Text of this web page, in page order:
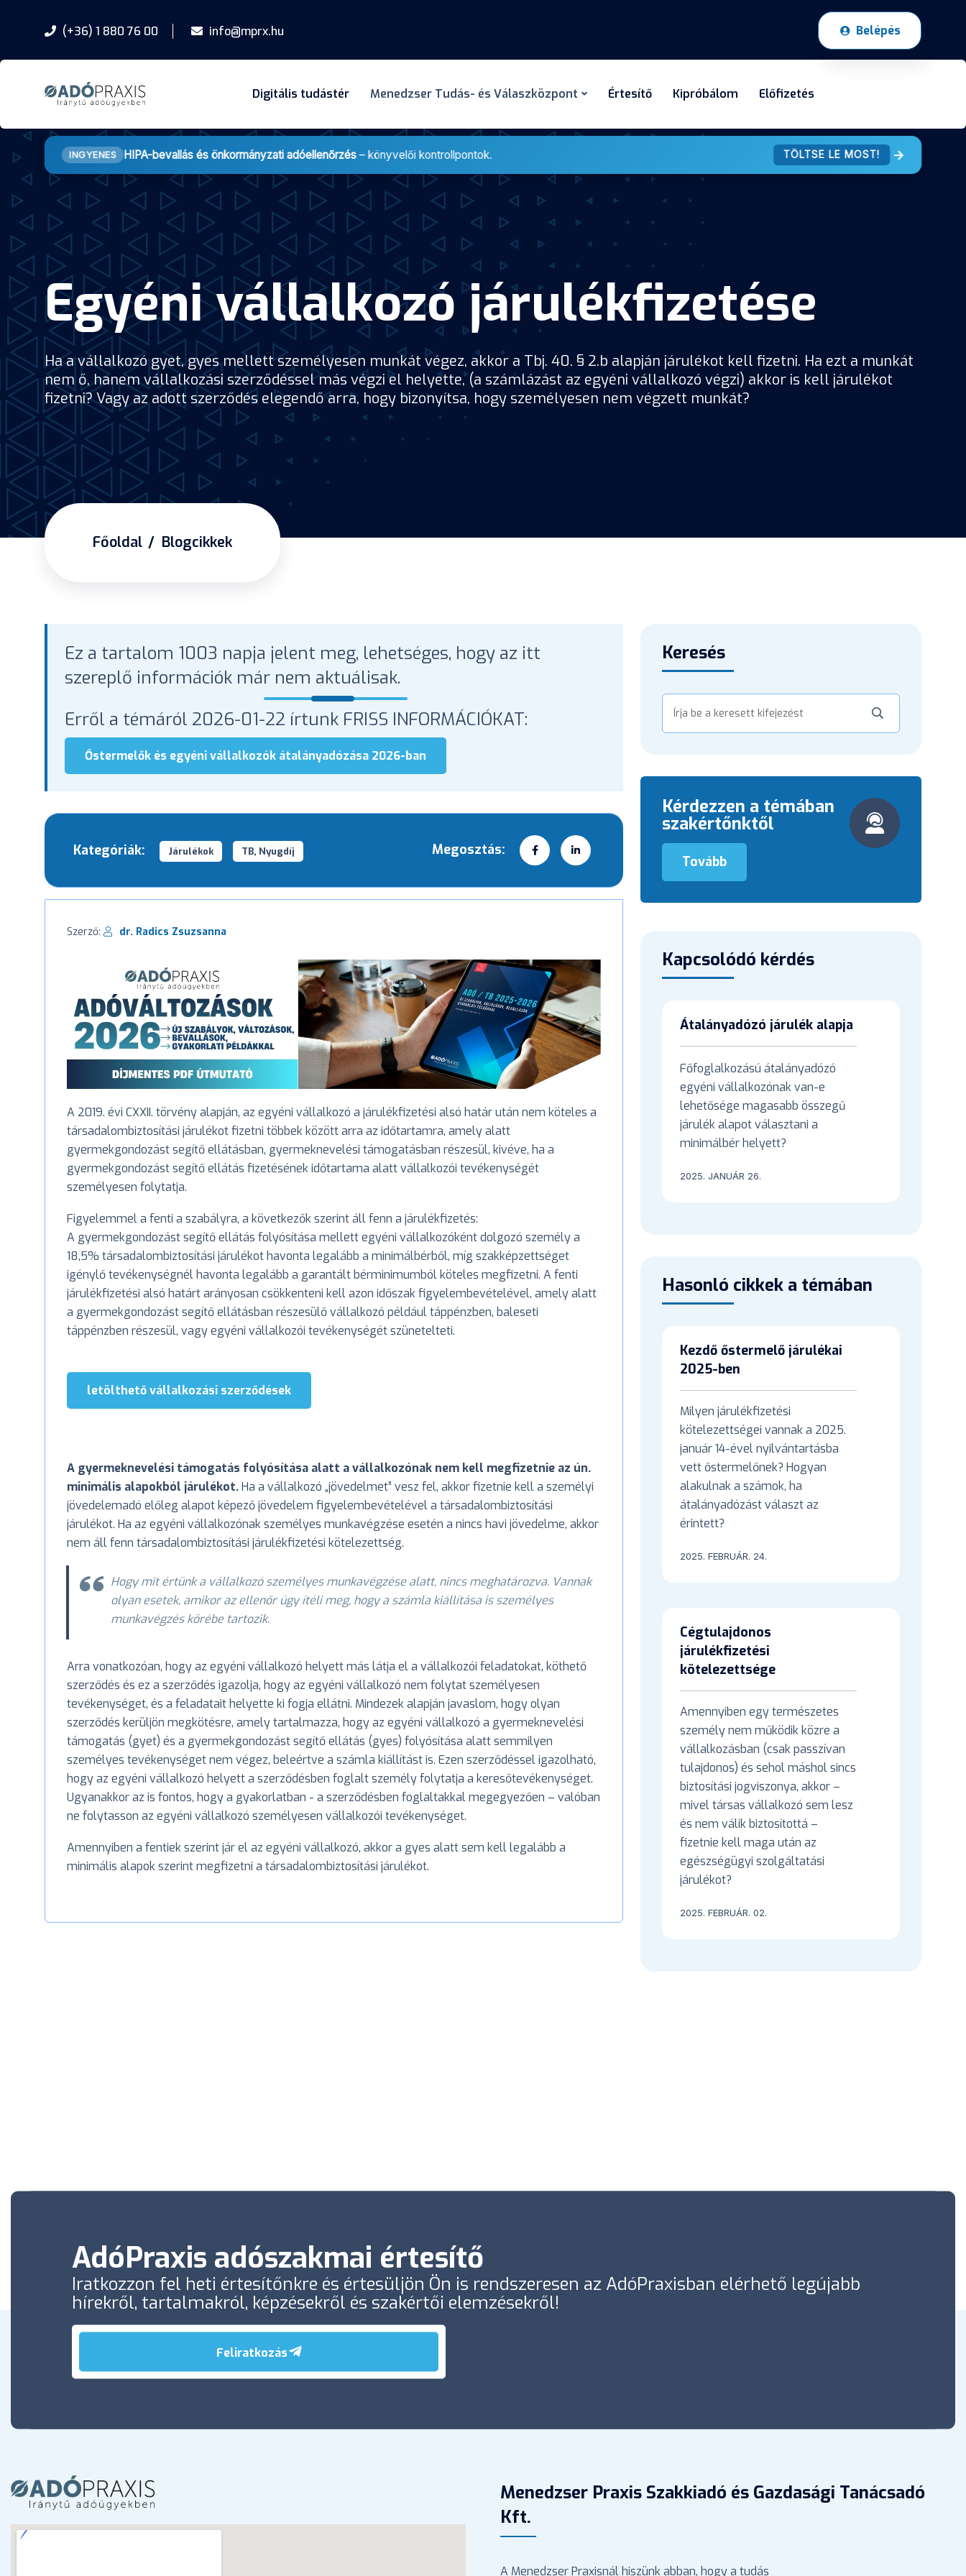
(+36) 1 880 76 00 info@mprx.hu Belépés
Digitális tudástér Menedzser Tudás- és Válaszközpont Értesítő Kipróbálom Előfizetés
INGYENES HIPA-bevallás és önkormányzati adóellenőrzés– könyvelői kontrollpontok. TÖLTSE LE MOST!
Egyéni vállalkozó járulékfizetése
Ha a vállalkozó gyet, gyes mellett személyesen munkát végez, akkor a Tbj. 40. § 2.b alapján járulékot kell fizetni. Ha ezt a munkát
nem ő, hanem vállalkozási szerződéssel más végzi el helyette, (a számlázást az egyéni vállalkozó végzi) akkor is kell járulékot
fizetni? Vagy az adott szerződés elegendő arra, hogy bizonyítsa, hogy személyesen nem végzett munkát?
Főoldal Blogcikkek
Ez a tartalom 1003 napja jelent meg, lehetséges, hogy az itt
szereplő információk már nem aktuálisak.
Erről a témáról 2026-01-22 írtunk FRISS INFORMÁCIÓKAT:
Őstermelők és egyéni vállalkozók átalányadózása 2026-ban
Kategóriák: Járulékok TB, Nyugdíj Megosztás:
Szerző: dr. Radics Zsuzsanna
A 2019. évi CXXII. törvény alapján, az egyéni vállalkozó a járulékfizetési alsó határ után nem köteles a
társadalombiztosítási járulékot fizetni többek között arra az időtartamra, amely alatt
gyermekgondozást segítő ellátásban, gyermeknevelési támogatásban részesül, kivéve, ha a
gyermekgondozást segítő ellátás fizetésének időtartama alatt vállalkozói tevékenységét
személyesen folytatja.
Figyelemmel a fenti a szabályra, a következők szerint áll fenn a járulékfizetés:
A gyermekgondozást segítő ellátás folyósítása mellett egyéni vállalkozóként dolgozó személy a
18,5% társadalombiztosítási járulékot havonta legalább a minimálbérből, míg szakképzettséget
igénylő tevékenységnél havonta legalább a garantált bérminimumból köteles megfizetni. A fenti
járulékfizetési alsó határt arányosan csökkenteni kell azon időszak figyelembevételével, amely alatt
a gyermekgondozást segítő ellátásban részesülő vállalkozó például táppénzben, baleseti
táppénzben részesül, vagy egyéni vállalkozói tevékenységét szünetelteti.
letölthető vállalkozási szerződések
A gyermeknevelési támogatás folyósítása alatt a vállalkozónak nem kell megfizetnie az ún.
minimális alapokból járulékot.Ha a vállalkozó „jövedelmet” vesz fel, akkor fizetnie kell a személyi
jövedelemadó előleg alapot képező jövedelem figyelembevételével a társadalombiztosítási
járulékot. Ha az egyéni vállalkozónak személyes munkavégzése esetén a nincs havi jövedelme, akkor
nem áll fenn társadalombiztosítási járulékfizetési kötelezettség.
Hogy mit értünk a vállalkozó személyes munkavégzése alatt, nincs meghatározva. Vannak
olyan esetek, amikor az ellenőr úgy ítéli meg, hogy a számla kiállítása is személyes
munkavégzés körébe tartozik.
Arra vonatkozóan, hogy az egyéni vállalkozó helyett más látja el a vállalkozói feladatokat, köthető
szerződés és ez a szerződés igazolja, hogy az egyéni vállalkozó nem folytat személyesen
tevékenységet, és a feladatait helyette ki fogja ellátni. Mindezek alapján javaslom, hogy olyan
szerződés kerüljön megkötésre, amely tartalmazza, hogy az egyéni vállalkozó a gyermeknevelési
támogatás (gyet) és a gyermekgondozást segítő ellátás (gyes) folyósítása alatt semmilyen
személyes tevékenységet nem végez, beleértve a számla kiállítást is. Ezen szerződéssel igazolható,
hogy az egyéni vállalkozó helyett a szerződésben foglalt személy folytatja a keresőtevékenységet.
Ugyanakkor az is fontos, hogy a gyakorlatban - a szerződésben foglaltakkal megegyezően – valóban
ne folytasson az egyéni vállalkozó személyesen vállalkozói tevékenységet.
Amennyiben a fentiek szerint jár el az egyéni vállalkozó, akkor a gyes alatt sem kell legalább a
minimális alapok szerint megfizetni a társadalombiztosítási járulékot.
Keresés
Kérdezzen a témában
szakértőnktől
Tovább
Kapcsolódó kérdés
Átalányadózó járulék alapja
Főfoglalkozású átalányadózó
egyéni vállalkozónak van-e
lehetősége magasabb összegű
járulék alapot választani a
minimálbér helyett?
2025. JANUÁR 26.
Hasonló cikkek a témában
Kezdő őstermelő járulékai
2025-ben
Milyen járulékfizetési
kötelezettségei vannak a 2025.
január 14-ével nyilvántartásba
vett őstermelőnek? Hogyan
alakulnak a számok, ha
átalányadózást választ az
érintett?
2025. FEBRUÁR. 24.
Cégtulajdonos
járulékfizetési
kötelezettsége
Amennyiben egy természetes
személy nem működik közre a
vállalkozásban (csak passzívan
tulajdonos) és sehol máshol sincs
biztosítási jogviszonya, akkor –
mivel társas vállalkozó sem lesz
és nem válik biztosítottá –
fizetnie kell maga után az
egészségügyi szolgáltatási
járulékot?
2025. FEBRUÁR. 02.
AdóPraxis adószakmai értesítő
Iratkozzon fel heti értesítőnkre és értesüljön Ön is rendszeresen az AdóPraxisban elérhető legújabb
hírekről, tartalmakról, képzésekről és szakértői elemzésekről!
Feliratkozás
Menedzser Praxis Szakkiadó és Gazdasági Tanácsadó
Kft.
A Menedzser Praxisnál hiszünk abban, hogy a tudás